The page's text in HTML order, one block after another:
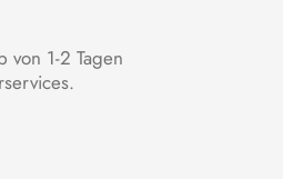
1-2 Tagen